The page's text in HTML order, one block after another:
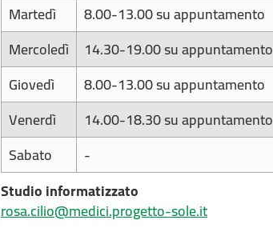
Martedì
8.00-13.00 su appuntamento
Mercoledì
14.30-19.00 su appuntamento
Giovedì
8.00-13.00 su appuntamento
Venerdì
14.00-18.30 su appuntamento
Sabato
-
Studio informatizzato
rosa.cilio@medici.progetto-sole.it